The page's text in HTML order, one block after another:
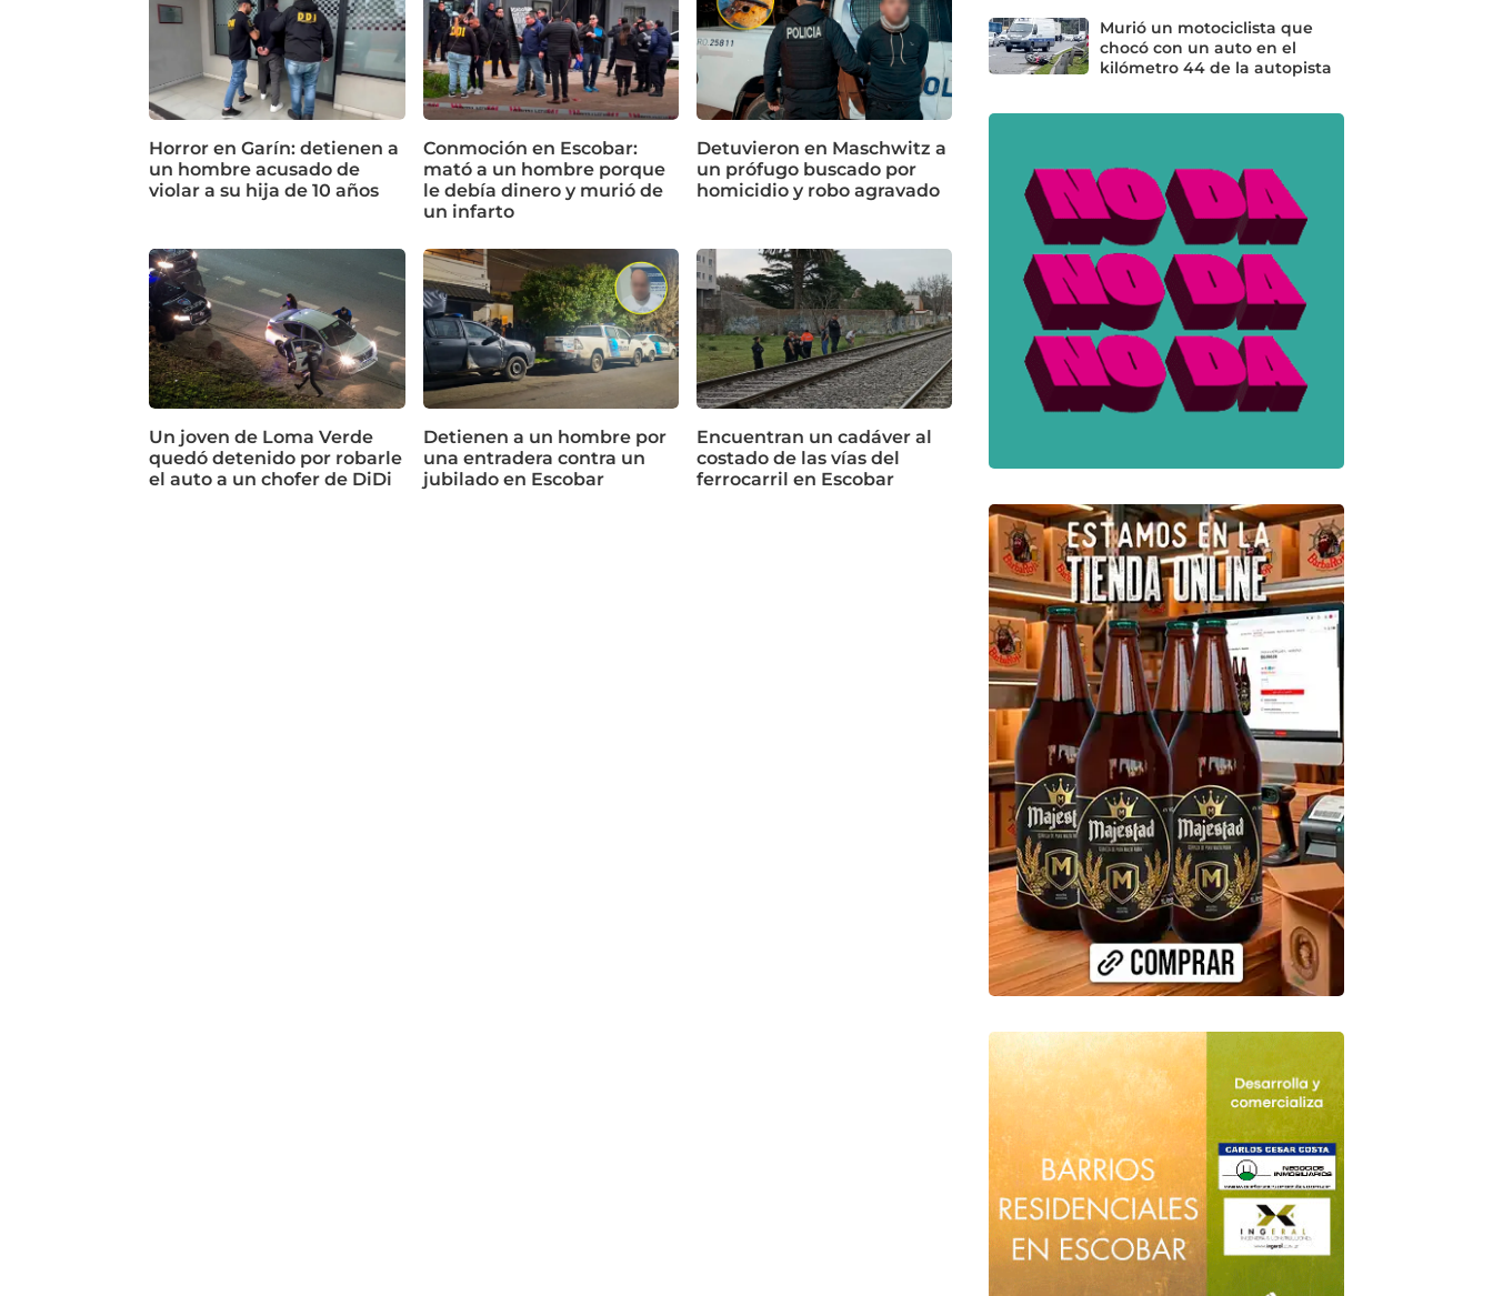
Horror en Garín: detienen a
un hombre acusado de
violar a su hija de 10 años
Conmoción en Escobar:
mató a un hombre porque
le debía dinero y murió de
un infarto
Detuvieron en Maschwitz a
un prófugo buscado por
homicidio y robo agravado
Un joven de Loma Verde
quedó detenido por robarle
el auto a un chofer de DiDi
Detienen a un hombre por
una entradera contra un
jubilado en Escobar
Encuentran un cadáver al
costado de las vías del
ferrocarril en Escobar
Murió un motociclista que
chocó con un auto en el
kilómetro 44 de la autopista